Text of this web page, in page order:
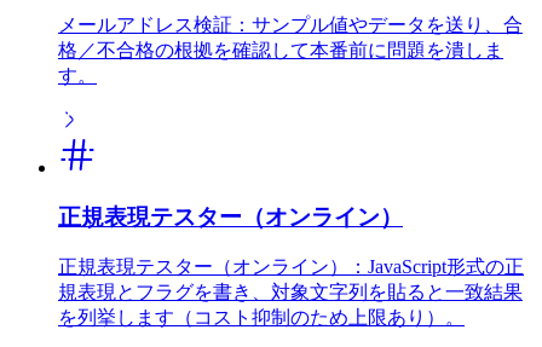
メールアドレス検証：サンプル値やデータを送り、合
格／不合格の根拠を確認して本番前に問題を潰しま
す。
正規表現テスター（オンライン）
正規表現テスター（オンライン）：JavaScript形式の正
規表現とフラグを書き、対象文字列を貼ると一致結果
を列挙します（コスト抑制のため上限あり）。